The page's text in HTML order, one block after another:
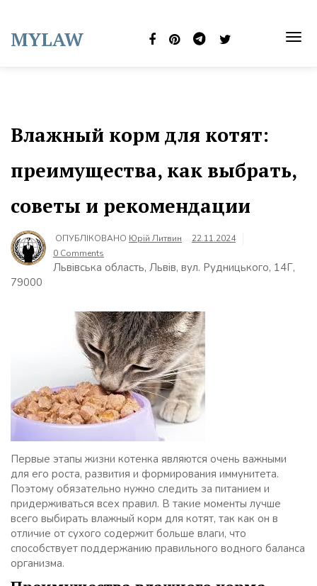
content
MYLAW
Влажный корм для котят:
преимущества, как выбрать,
советы и рекомендации
ОПУБЛІКОВАНО Юрій Литвин
22.11.2024
0 Comments
Львівська область, Львів, вул. Рудницького, 14Г,
79000
Первые этапы жизни котенка являются очень важными
для его роста, развития и формирования иммунитета.
Поэтому обязательно нужно следить за питанием и
придерживаться всех правил. В такие моменты лучше
всего выбирать влажный корм для котят, так как он в
отличие от сухого содержит больше влаги, что
способствует поддержанию правильного водного баланса
организма.